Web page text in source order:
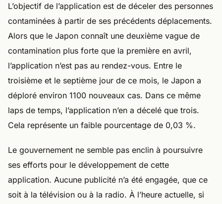
L’objectif de l’application est de déceler des personnes
contaminées à partir de ses précédents déplacements.
Alors que le Japon connaît une deuxième vague de
contamination plus forte que la première en avril,
l’application n’est pas au rendez-vous. Entre le
troisième et le septième jour de ce mois, le Japon a
déploré environ 1100 nouveaux cas. Dans ce même
laps de temps, l’application n’en a décelé que trois.
Cela représente un faible pourcentage de 0,03 %.
Le gouvernement ne semble pas enclin à poursuivre
ses efforts pour le développement de cette
application. Aucune publicité n’a été engagée, que ce
soit à la télévision ou à la radio. À l’heure actuelle, si